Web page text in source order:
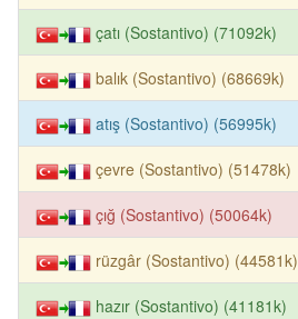
çatı (Sostantivo) (71092k)
balık (Sostantivo) (68669k)
atış (Sostantivo) (56995k)
çevre (Sostantivo) (51478k)
çığ (Sostantivo) (50064k)
rüzgâr (Sostantivo) (44581k)
hazır (Sostantivo) (41181k)